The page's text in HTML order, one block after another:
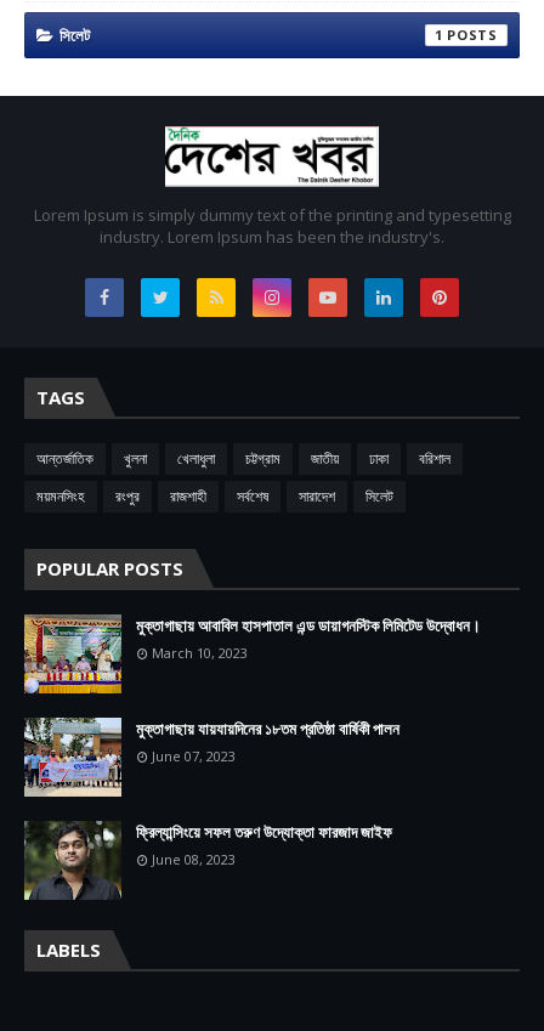
সিলেট 1
Lorem Ipsum is simply dummy text of the printing and typesetting
industry. Lorem Ipsum has been the industry's.
TAGS
আন্তর্জাতিক খুলনা খেলাধুলা চট্টগ্রাম জাতীয় ঢাকা
বরিশাল
ময়মনসিংহ
রংপুর রাজশাহী সর্বশেষ সারাদেশ সিলেট
POPULAR POSTS
মুক্তাগাছায় আবাবিল হাসপাতাল এন্ড ডায়াগনস্টিক লিমিটেড উদ্বোধন।
March 10, 2023
মুক্তাগাছায় যায়যায়দিনের ১৮তম প্রতিষ্ঠা বার্ষিকী পালন
June 07, 2023
ফ্রিল্যান্সিংয়ে সফল তরুণ উদ্যোক্তা ফারজাদ জাইফ
June 08, 2023
LABELS